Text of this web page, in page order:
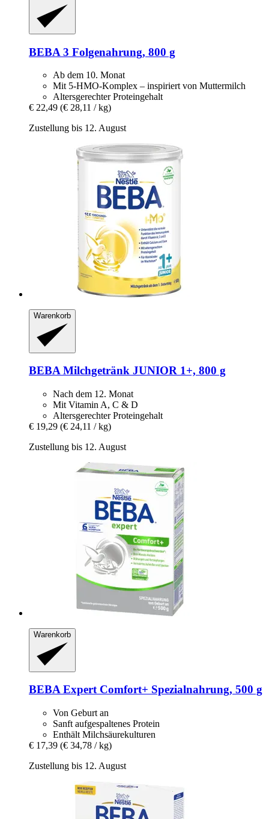
BEBA 3 Folgenahrung, 800 g
Ab dem 10. Monat
Mit 5-HMO-Komplex – inspiriert von Muttermilch
Altersgerechter Proteingehalt
€ 22,49 (€ 28,11 / kg)
Zustellung bis 12. August
Warenkorb
BEBAMilchgetränk JUNIOR 1+, 800 g
Nach dem 12. Monat
Mit Vitamin A, C & D
Altersgerechter Proteingehalt
€ 19,29 (€ 24,11 / kg)
Zustellung bis 12. August
Warenkorb
BEBAExpert Comfort+ Spezialnahrung, 500 g
Von Geburt an
Sanft aufgespaltenes Protein
Enthält Milchsäurekulturen
€ 17,39 (€ 34,78 / kg)
Zustellung bis 12. August